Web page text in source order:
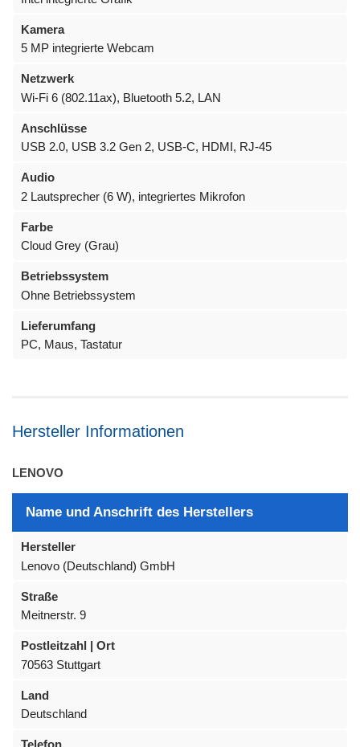
Kamera
5 MP integrierte Webcam
Netzwerk
Wi-Fi 6 (802.11ax), Bluetooth 5.2, LAN
Anschlüsse
USB 2.0, USB 3.2 Gen 2, USB-C, HDMI, RJ-45
Audio
2 Lautsprecher (6 W), integriertes Mikrofon
Farbe
Cloud Grey (Grau)
Betriebssystem
Ohne Betriebssystem
Lieferumfang
PC, Maus, Tastatur
Hersteller Informationen
LENOVO
Name und Anschrift des Herstellers
Hersteller
Lenovo (Deutschland) GmbH
Straße
Meitnerstr. 9
Postleitzahl | Ort
70563 Stuttgart
Land
Deutschland
Telefon